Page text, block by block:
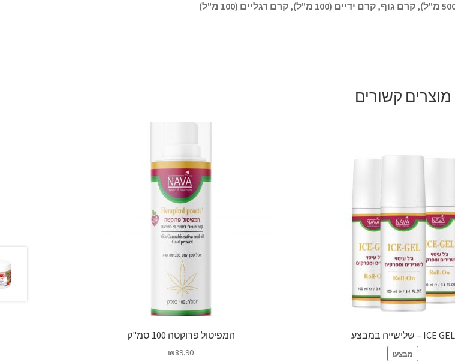
מוצרים קשורים
ICE GEL – שלישייה במבצע
מבצע!
המפיטול פרוקטה 100 סמ"ק
₪89.90